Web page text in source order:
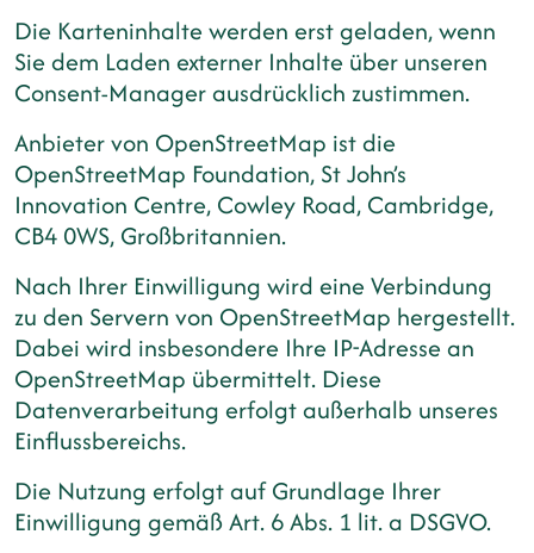
Die Karteninhalte werden erst geladen, wenn
Sie dem Laden externer Inhalte über unseren
Consent-Manager ausdrücklich zustimmen.
Anbieter von OpenStreetMap ist die
OpenStreetMap Foundation, St John’s
Innovation Centre, Cowley Road, Cambridge,
CB4 0WS, Großbritannien.
Nach Ihrer Einwilligung wird eine Verbindung
zu den Servern von OpenStreetMap hergestellt.
Dabei wird insbesondere Ihre IP-Adresse an
OpenStreetMap übermittelt. Diese
Datenverarbeitung erfolgt außerhalb unseres
Einflussbereichs.
Die Nutzung erfolgt auf Grundlage Ihrer
Einwilligung gemäß Art. 6 Abs. 1 lit. a DSGVO.